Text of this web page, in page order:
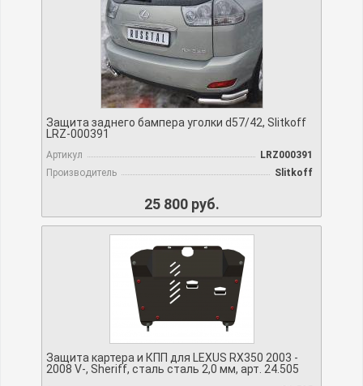
Защита заднего бампера уголки d57/42, Slitkoff
LRZ-000391
Артикул
LRZ000391
Производитель
Slitkoff
25 800 руб.
Защита картера и КПП для LEXUS RX350 2003 -
2008 V-, Sheriff, сталь сталь 2,0 мм, арт. 24.505